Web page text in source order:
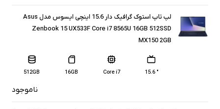
لپ تاپ استوک گرافیک دار 15.6 اینچی ایسوس مدل Asus
Zenbook 15 UX533F Core i7 8565U 16GB 512SSD
MX150 2GB
" 15.6
Core i7
16GB
512GB
ناموجود